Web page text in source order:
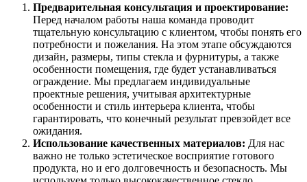
Предварительная консультация и проектирование:
Перед началом работы наша команда проводит
тщательную консультацию с клиентом, чтобы понять его
потребности и пожелания. На этом этапе обсуждаются
дизайн, размеры, типы стекла и фурнитуры, а также
особенности помещения, где будет устанавливаться
ограждение. Мы предлагаем индивидуальные
проектные решения, учитывая архитектурные
особенности и стиль интерьера клиента, чтобы
гарантировать, что конечный результат превзойдет все
ожидания.
Использование качественных материалов: Для нас
важно не только эстетическое восприятие готового
продукта, но и его долговечность и безопасность. Мы